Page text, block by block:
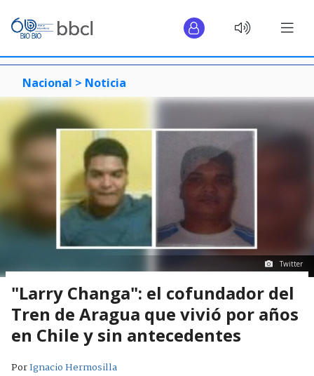
Nacional > Noticia
Twitter
"Larry Changa": el cofundador del
Tren de Aragua que vivió por años
en Chile y sin antecedentes
PorIgnacio Hermosilla